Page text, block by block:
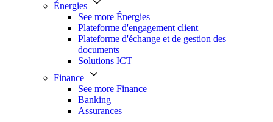
Énergies
See more Énergies
Plateforme d'engagement client
Plateforme d'échange et de gestion des
documents
Solutions ICT
Finance
See more Finance
Banking
Assurances